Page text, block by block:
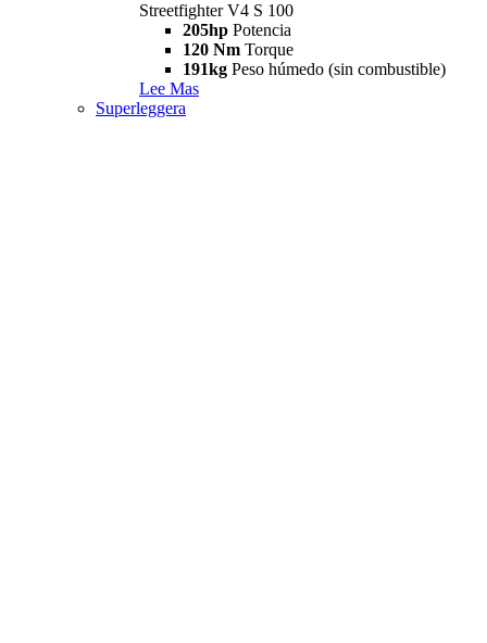
Streetfighter V4 S 100
205hp Potencia
120 Nm Torque
191kg Peso húmedo (sin combustible)
Lee Mas
Superleggera